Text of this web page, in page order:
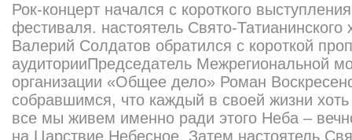
Рок-концерт начался с короткого
фестиваля. настоятель Свято-Татианинского
Валерий Солдатов обратился с короткой
аудиторииПредседатель Межрегиональной
организации «Общее дело» Роман
собравшимся, что каждый в своей жизни
все мы живем именно ради этого Неба –
на Царствие Небесное. Затем настоятель